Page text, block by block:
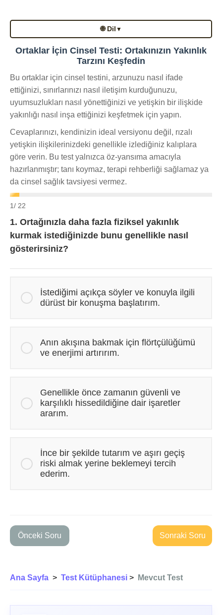
🌐 Dil ▼
Ortaklar İçin Cinsel Testi: Ortakınızın Yakınlık
Tarzını Keşfedin
Bu ortaklar için cinsel testini, arzunuzu nasıl ifade
ettiğinizi, sınırlarınızı nasıl iletişim kurduğunuzu,
uyumsuzlukları nasıl yönettiğinizi ve yetişkin bir ilişkide
yakınlığı nasıl inşa ettiğinizi keşfetmek için yapın.
Cevaplarınızı, kendinizin ideal versiyonu değil, rızalı
yetişkin ilişkilerinizdeki genellikle izlediğiniz kalıplara
göre verin. Bu test yalnızca öz-yansıma amacıyla
hazırlanmıştır; tanı koymaz, terapi rehberliği sağlamaz ya
da cinsel sağlık tavsiyesi vermez.
1/ 22
1. Ortağınızla daha fazla fiziksel yakınlık
kurmak istediğinizde bunu genellikle nasıl
gösterirsiniz?
İstediğimi açıkça söyler ve konuyla ilgili
dürüst bir konuşma başlatırım.
Anın akışına bakmak için flörtçülüğümü
ve enerjimi artırırım.
Genellikle önce zamanın güvenli ve
karşılıklı hissedildiğine dair işaretler
ararım.
İnce bir şekilde tutarım ve aşırı geçiş
riski almak yerine beklemeyi tercih
ederim.
Önceki Soru Sonraki Soru
Ana Sayfa > Test Kütüphanesi > Mevcut Test